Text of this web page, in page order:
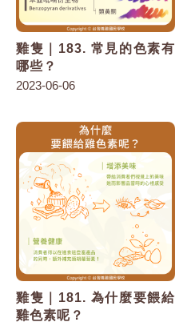
雞隻｜183. 常見的色素有
哪些？
2023-06-06
雞隻｜181. 為什麼要餵給
雞色素呢？